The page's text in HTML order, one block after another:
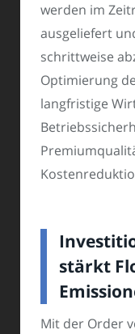
werden im
ausgeliefert
schrittweise
Optimierung
langfristige
stärkt
Mit der Order